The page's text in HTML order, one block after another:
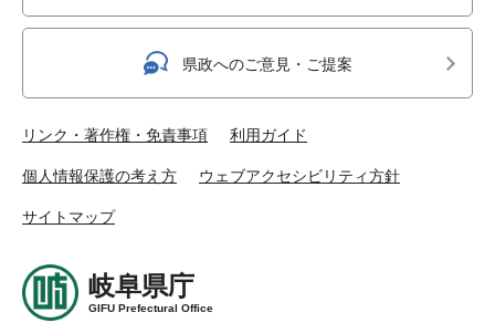
県政へのご意見・ご提案
リンク・著作権・免責事項 利用ガイド
個人情報保護の考え方 ウェブアクセシビリティ方針
サイトマップ
岐阜県庁
GIFU Prefectural Office